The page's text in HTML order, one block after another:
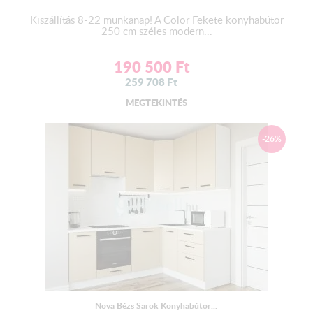
LED világítás :
RGB LED szalag , 5 m hosszúságban , öntapadós kivitelben.
A LED felszerelésére javasoljuk szakember ( villanyszerelő )
Vízzáró egységcsomag:
2 db végzáró
1 db homorú - 1 db domború sarokfordító
tartalmazza.
Kiszállítás 8-22 munkanap! A Color Fekete konyhabútor
250 cm széles modern...
190 500 Ft
259 708Ft
MEGTEKINTÉS
-26%
Nova Bézs Sarok Konyhabútor...